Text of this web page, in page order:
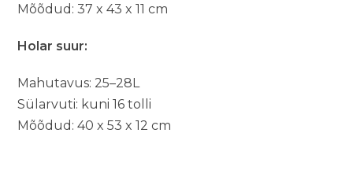
Mõõdud: 37 x 43 x 11 cm
Holar suur:
Mahutavus: 25–28L
Sülarvuti: kuni 16 tolli
Mõõdud: 40 x 53 x 12 cm